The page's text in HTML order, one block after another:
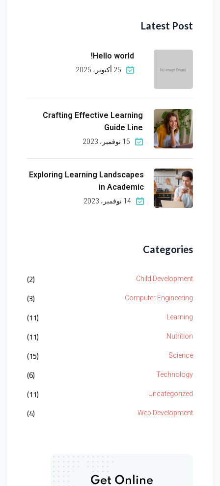
Latest Post
Hello world!
25 أكتوبر، 2025
Crafting Effective Learning
Guide Line
15 نوفمبر، 2023
Exploring Learning Landscapes
in Academic
14 نوفمبر، 2023
Categories
Child Development
(2)
Computer Engineering
(3)
Learning
(11)
Nutrition
(11)
Science
(15)
Technology
(6)
Uncategorized
(11)
Web Development
(4)